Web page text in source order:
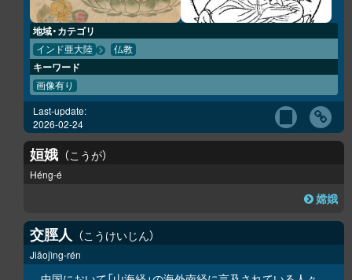
地域・カテゴリ
インド亜大陸 仏教
キーワード
画像有り
Last-update:
2026-02-24
姮娥 こうが
Héng-é
嫦娥
交脛人 こうけいじん
Jiāojìng-rén